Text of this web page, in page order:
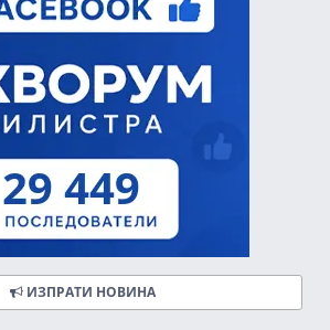
ИЗПРАТИ НОВИНА